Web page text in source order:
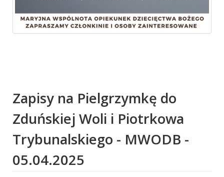
Zapisy na Pielgrzymkę do
Zduńskiej Woli i Piotrkowa
Trybunalskiego - MWODB -
05.04.2025